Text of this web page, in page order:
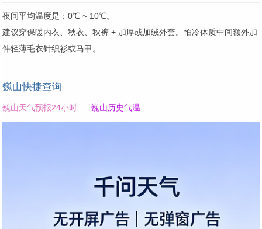
夜间平均温度是：0℃ ~ 10℃。
建议穿保暖内衣、秋衣、秋裤 + 加厚或加绒外套。怕冷体质中间额外加
件轻薄毛衣针织衫或马甲。
巍山快捷查询
巍山天气预报24小时 巍山历史气温